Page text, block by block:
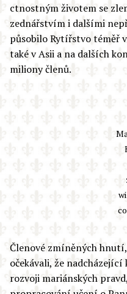
ctnostným životem se
zednářstvím i dalšími
působilo Rytířstvo téměř
také v Asii a na dalších
miliony členů.
Členové zmíněných
očekávali, že
rozvoji mariánských